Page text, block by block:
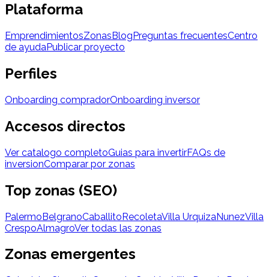
Plataforma
EmprendimientosZonasBlogPreguntas frecuentesCentro
de ayudaPublicar proyecto
Perfiles
Onboarding compradorOnboarding inversor
Accesos directos
Ver catalogo completoGuias para invertirFAQs de
inversionComparar por zonas
Top zonas (SEO)
PalermoBelgranoCaballitoRecoletaVilla UrquizaNunezVilla
CrespoAlmagroVer todas las zonas
Zonas emergentes